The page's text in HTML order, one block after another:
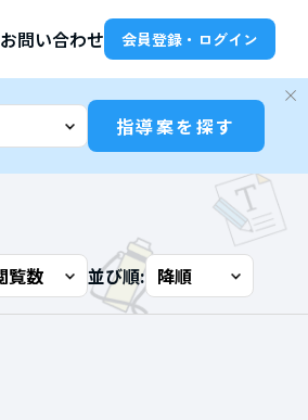
お問い合わせ 会員登録・ログイン
指導案を探す
並び順: